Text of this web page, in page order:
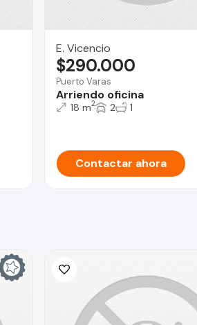
E. Vicencio
Puerto Varas
Arriendo oficina
$290.000
18 m2 2 1
Contactar ahora